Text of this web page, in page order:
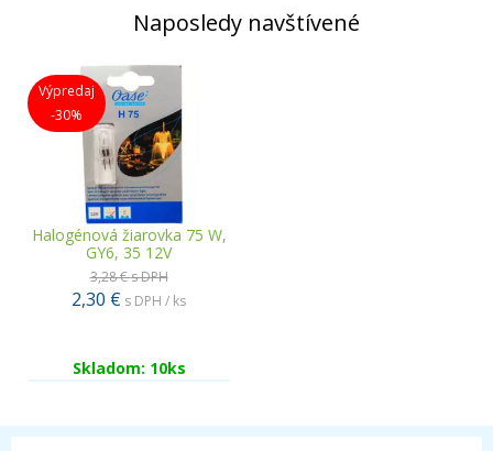
Naposledy navštívené
Výpredaj
-30%
Halogénová žiarovka 75 W,
GY6, 35 12V
3,28 €s DPH
2,30 € s DPH / ks
Skladom: 10ks